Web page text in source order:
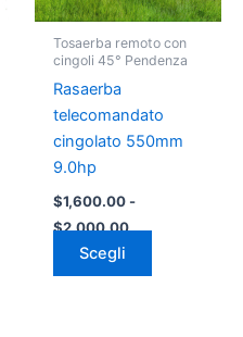
Tosaerba remoto con
cingoli 45° Pendenza
Rasaerba
telecomandato
cingolato 550mm
9.0hp
$1,600.00 -
$2,000.00
Scegli
essere
nella
pagina